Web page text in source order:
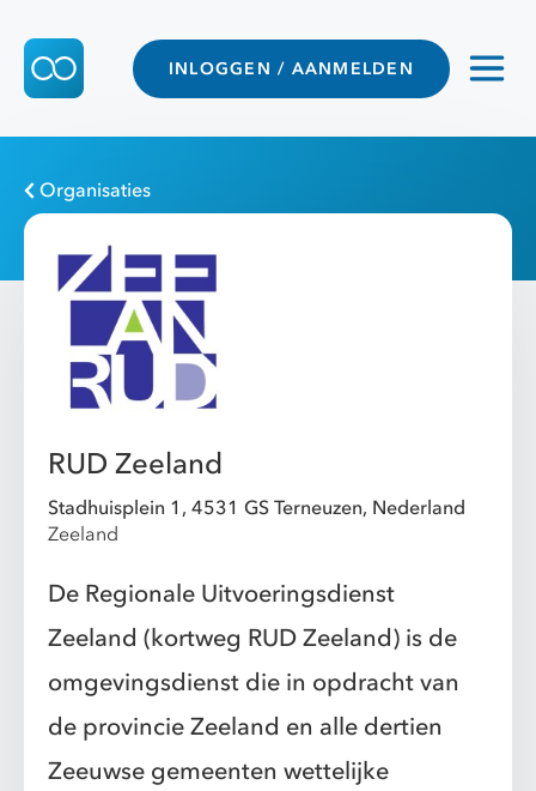
INLOGGEN / AANMELDEN
Organisaties
RUD Zeeland
Stadhuisplein 1, 4531 GS Terneuzen, Nederland
Zeeland
De Regionale Uitvoeringsdienst
Zeeland (kortweg RUD Zeeland) is de
omgevingsdienst die in opdracht van
de provincie Zeeland en alle dertien
Zeeuwse gemeenten wettelijke